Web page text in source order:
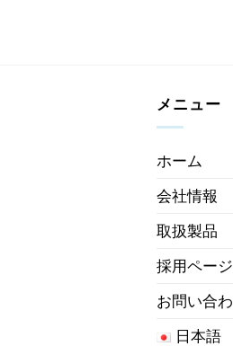
メニュー
ホーム
会社情報
取扱製品
採用ページ
お問い合
日本語